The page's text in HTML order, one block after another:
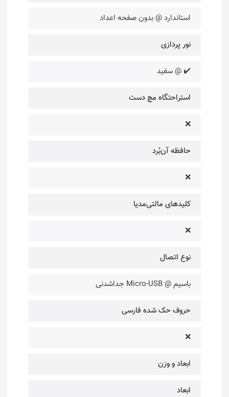
استاندارد @ بدون صفحه اعداد
نور پردازی
✔️ @ سفید
استراحتگاه مچ دست
❌
حافظه آن‌بُرد
❌
کلیدهای مالتی‌مدیا
❌
نوع اتصال
باسیم @ Micro-USB جداشدنی
حروف حک شده فارسی
❌
ابعاد و وزن
ابعاد